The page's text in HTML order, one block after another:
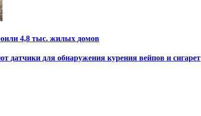
4,8 тыс. жилых домов
датчики для обнаружения курения вейпов и сигарет